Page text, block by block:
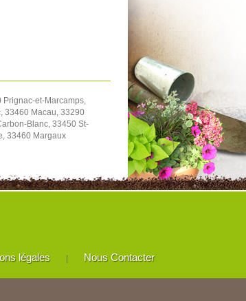
et-Marcamps,
33460 Macau, 33290
Blanc, 33450 St-
33460 Margaux
légales | Nous Contacter